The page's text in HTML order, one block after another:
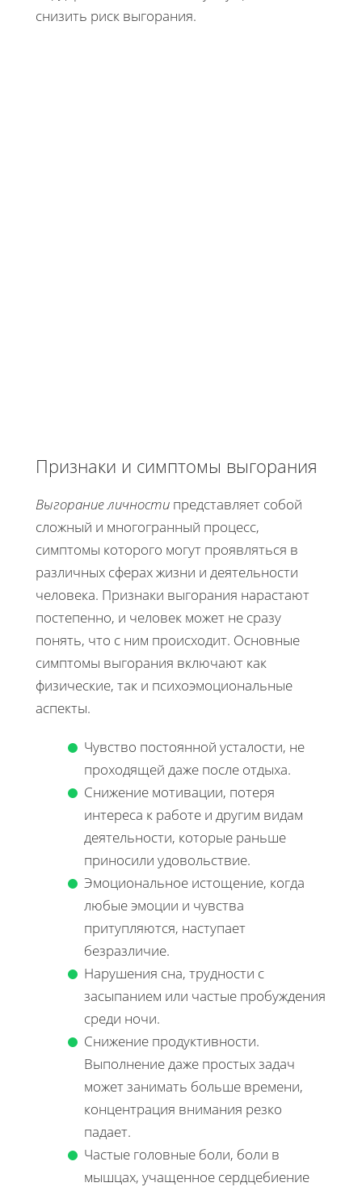
снизить риск выгорания.
Признаки и симптомы выгорания
Выгорание личности представляет собой
сложный и многогранный процесс,
симптомы которого могут проявляться в
различных сферах жизни и деятельности
человека. Признаки выгорания нарастают
постепенно, и человек может не сразу
понять, что с ним происходит. Основные
симптомы выгорания включают как
физические, так и психоэмоциональные
аспекты.
Чувство постоянной усталости, не
проходящей даже после отдыха.
Снижение мотивации, потеря
интереса к работе и другим видам
деятельности, которые раньше
приносили удовольствие.
Эмоциональное истощение, когда
любые эмоции и чувства
притупляются, наступает
безразличие.
Нарушения сна, трудности с
засыпанием или частые пробуждения
среди ночи.
Снижение продуктивности.
Выполнение даже простых задач
может занимать больше времени,
концентрация внимания резко
падает.
Частые головные боли, боли в
мышцах, учащенное сердцебиение